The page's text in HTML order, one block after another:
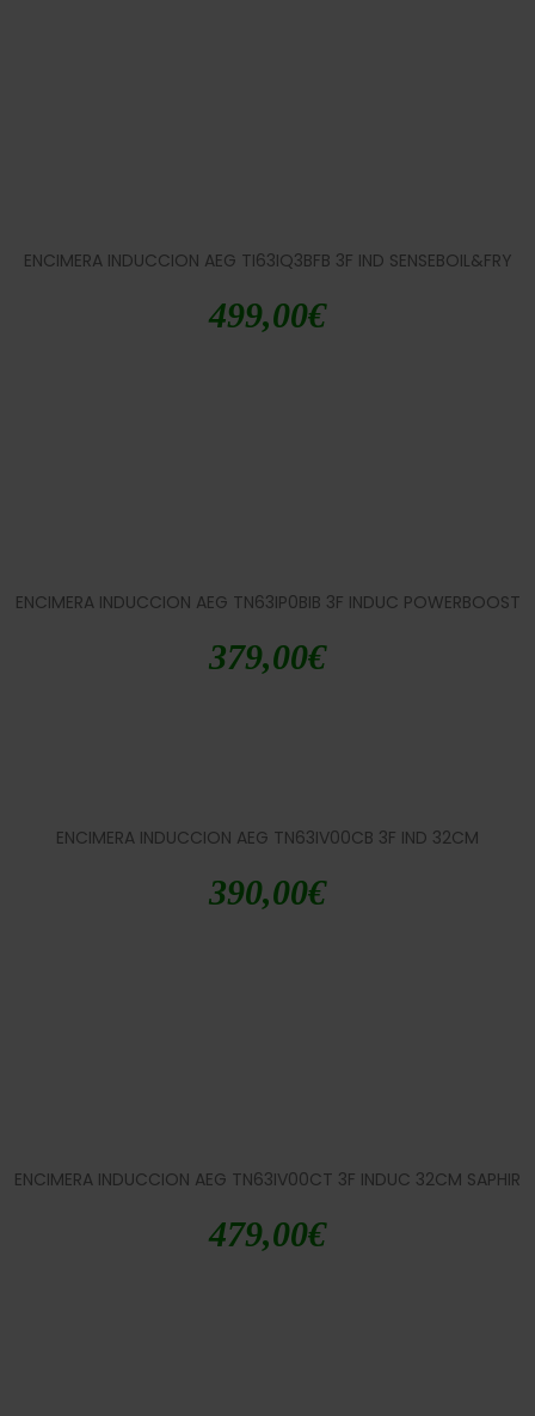
ENCIMERA INDUCCION AEG TI63IQ3BFB 3F IND SENSEBOIL&FRY
499,00€
ENCIMERA INDUCCION AEG TN63IP0BIB 3F INDUC POWERBOOST
379,00€
ENCIMERA INDUCCION AEG TN63IV00CB 3F IND 32CM
390,00€
ENCIMERA INDUCCION AEG TN63IV00CT 3F INDUC 32CM SAPHIR
479,00€